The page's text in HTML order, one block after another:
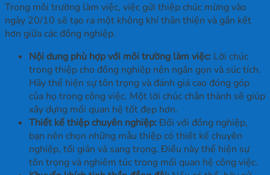
Trong môi trường làm việc, việc gửi thiệp chúc mừng vào
ngày 20/10 sẽ tạo ra một không khí thân thiện và gắn kết
hơn giữa các đồng nghiệp.
Nội dung phù hợp với môi trường làm việc: Lời chúc
trong thiệp cho đồng nghiệp nên ngắn gọn và súc tích.
Hãy thể hiện sự tôn trọng và đánh giá cao đóng góp
của họ trong công việc. Một lời chúc chân thành sẽ giúp
xây dựng mối quan hệ tốt đẹp hơn.
Thiết kế thiệp chuyên nghiệp:Đối với đồng nghiệp,
bạn nên chọn những mẫu thiệp có thiết kế chuyên
nghiệp, tối giản và sang trọng. Điều này thể hiện sự
tôn trọng và nghiêm túc trong mối quan hệ công việc.